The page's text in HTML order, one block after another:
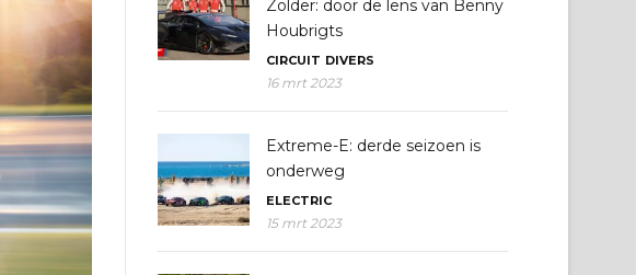
Zolder: door de lens van Benny
Houbrigts
CIRCUIT DIVERS
16 mrt 2023
Extreme-E: derde seizoen is
onderweg
ELECTRIC
15 mrt 2023